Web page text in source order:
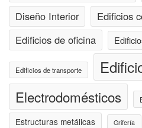
Diseño Interior
Edificios
Edificios de oficina
Edificios de transporte
Electrodomésticos
Estructuras metálicas Grifería